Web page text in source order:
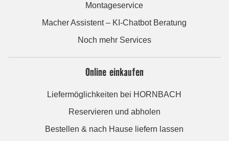
Montageservice
Macher Assistent – KI-Chatbot Beratung
Noch mehr Services
Online einkaufen
Liefermöglichkeiten bei HORNBACH
Reservieren und abholen
Bestellen & nach Hause liefern lassen